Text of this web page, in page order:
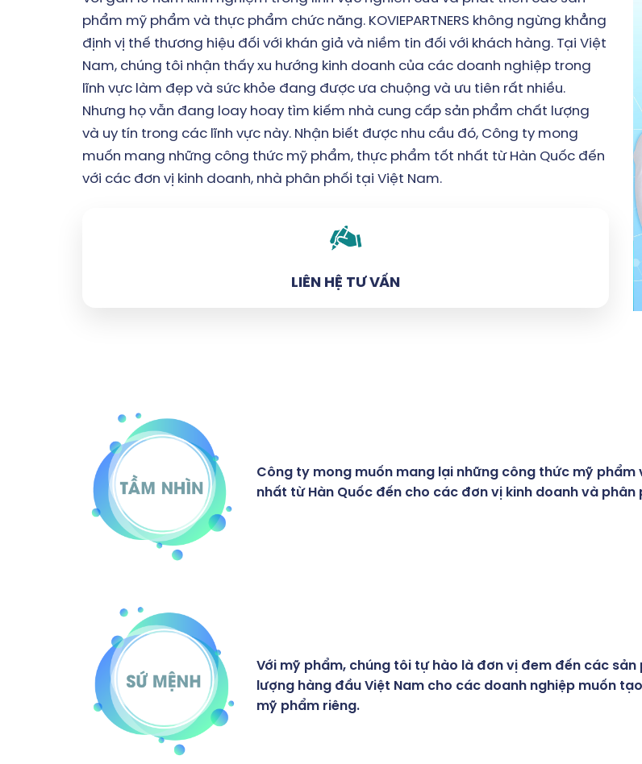
phẩm mỹ phẩm và thực phẩm chức năng. KOVIEPARTNERS không ngừng khẳng
định vị thế thương hiệu đối với khán giả và niềm tin đối với khách hàng. Tại Việt
Nam, chúng tôi nhận thấy xu hướng kinh doanh của các doanh nghiệp trong
lĩnh vực làm đẹp và sức khỏe đang được ưa chuộng và ưu tiên rất nhiều.
Nhưng họ vẫn đang loay hoay tìm kiếm nhà cung cấp sản phẩm chất lượng
và uy tín trong các lĩnh vực này. Nhận biết được nhu cầu đó, Công ty mong
muốn mang những công thức mỹ phẩm, thực phẩm tốt nhất từ Hàn Quốc đến
với các đơn vị kinh doanh, nhà phân phối tại Việt Nam.
LIÊN HỆ TƯ VẤN
Công ty mong muốn mang lại những công thức mỹ
nhất từ Hàn Quốc đến cho các đơn vị kinh doanh và phân
Với mỹ phẩm, chúng tôi tự hào là đơn vị đem đến các sản
lượng hàng đầu Việt Nam cho các doanh nghiệp muốn
mỹ phẩm riêng.